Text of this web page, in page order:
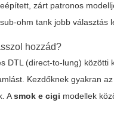
zárt patronos
ohm tank jobb választás
hozzád?
DTL (direct-to-lung)
Kezdőknek gyakran
Asmok e cigi modellek